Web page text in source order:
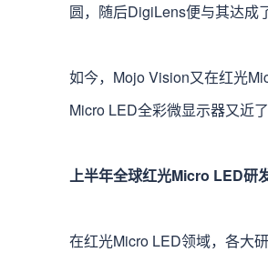
圆，随后DigiLens便与其达成
如今，Mojo Vision又在红光
Micro LED全彩微显示器又近了
上半年全球红光Micro LED研
在红光Micro LED领域，各大